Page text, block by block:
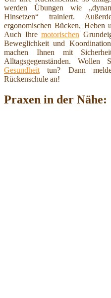
werden Übungen wie
Hinsetzen“ trainiert.
ergonomischen Bücken, Heben
Auch Ihre motorischen
Beweglichkeit und
machen Ihnen mit
Alltagsgegenständen.
Gesundheit tun? Dann
Rückenschule an!
Praxen in der Nähe: